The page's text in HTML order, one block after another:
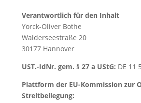
Verantwortlich für den Inhalt
Yorck-Oliver Bothe
Walderseestraße 20
30177 Hannover
UST.-IdNr. gem. § 27 a UStG: DE 11
Plattform der EU-Kommission zur
Streitbeilegung: